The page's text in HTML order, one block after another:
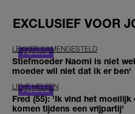
EXCLUSIEF VOOR
LEKKER SAMENGESTELD
Stiefmoeder Naomi is niet
moeder wil niet dat ik er ben'
LIEVE HELEEN
Fred (55): 'Ik vind het
komen tijdens een vrijpartij'